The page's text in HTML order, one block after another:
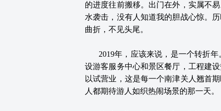
的进度往前搬移。出门在外，实属不
水袭击，没有人知道我的胆战心惊。
曲折，不见头尾。
2019年，应该来说，是一个转折
设游客服务中心和景区餐厅，工程建
以试营业，这是每一个南津关人翘首
人都期待游人如织热闹场景的那一天。